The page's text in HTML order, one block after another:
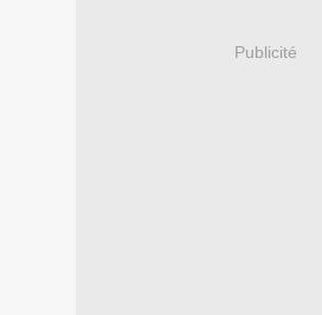
Publicité